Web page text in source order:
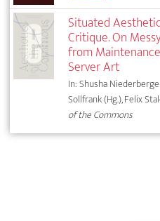
Situated
Critique. On
from
Server Art
In: Shusha
Sollfrank (Hg.), Felix
of the Commons